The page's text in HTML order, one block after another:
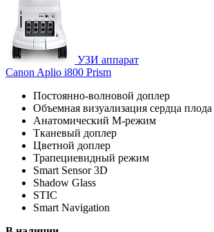
УЗИ аппарат
Canon Aplio i800 Prism
Постоянно-волновой доплер
Объемная визуализация сердца плода
Анатомический М-режим
Тканевый доплер
Цветной доплер
Трапециевидный режим
Smart Sensor 3D
Shadow Glass
STIC
Smart Navigation